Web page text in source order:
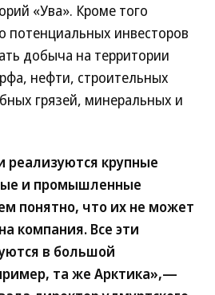
«Ува». Кроме того
потенциальных инвесторов
добыча на территории
нефти, строительных
грязей, минеральных и
реализуются крупные
и промышленные
понятно, что их не может
компания. Все эти
в большой
та же Арктика»,—